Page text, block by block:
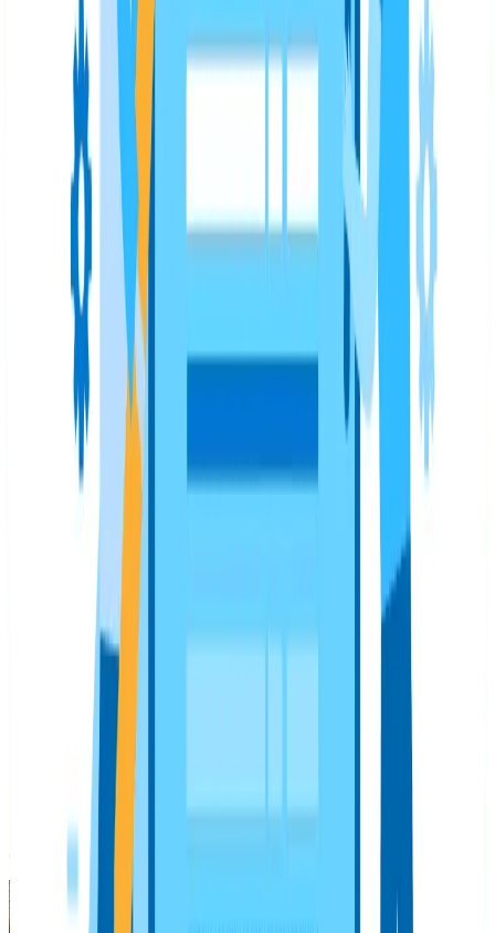
Canibalización
El concepto de canibalización hace referencia al uso de
la misma palabra clave en varias páginas. Con esto lo
que hacemos es que cada una de estas páginas
compitan entre sí para posicionar en Google.
Contenido duplicado
Revisa que no tengas el mismo contenido en más de una
página. Olvídate del copia y pega de otras páginas web
y, por supuesto, tampoco lo hagas con textos dentro de
tu sitio. Pensar que poner lo mismo en varias páginas de
tu web no penaliza es un error. Esfuérzate en crear
contenido original en cada una de las secciones.
Encuentra en Seology estrategiasSEO para
, ecommerce, universidades y cualquier otra
industria.
Lleva tu estrategia SEO al siguiente
Dominar conceptos como este es fundamental para una
estrategia SEO exitosa. Si buscas implementar estas
técnicas con el respaldo de expertos, en Seology te
ayudamos. Nuestra
ofrece
soluciones personalizadas para el mercado colombiano,
mientras que nuestra
especializada en posicionar marcas en el competitivo
mercado chileno.
Preguntas frecuentes